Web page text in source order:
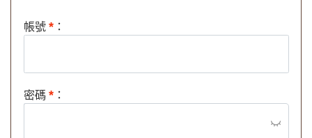
帳號 *：
密碼 *：